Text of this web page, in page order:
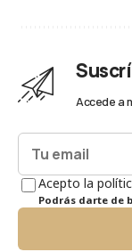
Accede a
Acepto la
Podrás darte de